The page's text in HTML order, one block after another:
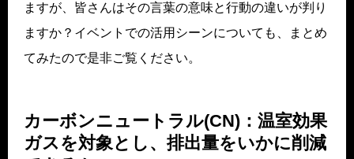
ますが、皆さんはその言葉の意味と行動の違いが判り
ますか？イベントでの活用シーンについても、まとめ
てみたので是非ご覧ください。
カーボンニュートラル(CN)：温室効果
ガスを対象とし、排出量をいかに削減